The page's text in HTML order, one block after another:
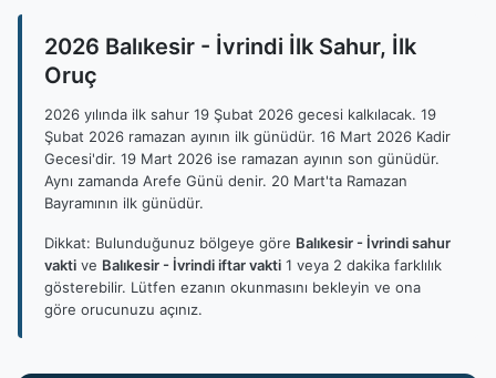
2026 Balıkesir - İvrindi İlk Sahur, İlk
Oruç
2026 yılında ilk sahur 19 Şubat 2026 gecesi kalkılacak. 19
Şubat 2026 ramazan ayının ilk günüdür. 16 Mart 2026 Kadir
Gecesi'dir. 19 Mart 2026 ise ramazan ayının son günüdür.
Aynı zamanda Arefe Günü denir. 20 Mart'ta Ramazan
Bayramının ilk günüdür.
Dikkat: Bulunduğunuz bölgeye göre Balıkesir - İvrindi sahur
vakti ve Balıkesir - İvrindi iftar vakti 1 veya 2 dakika farklılık
gösterebilir. Lütfen ezanın okunmasını bekleyin ve ona
göre orucunuzu açınız.